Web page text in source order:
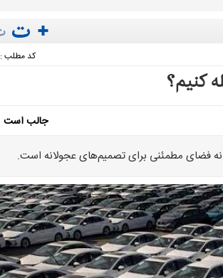
کد مطلب :
کنیم؟
جالب است
فضای مطمئنی برای تصمیم‌های عجولانه است.